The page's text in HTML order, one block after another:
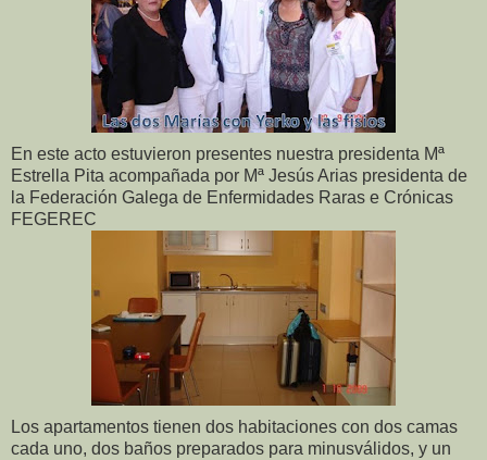
En este acto estuvieron presentes nuestra presidenta Mª
Estrella Pita acompañada por Mª Jesús Arias presidenta de
la Federación Galega de Enfermidades Raras e Crónicas
FEGEREC
Los apartamentos tienen dos habitaciones con dos camas
cada uno, dos baños preparados para minusválidos, y un